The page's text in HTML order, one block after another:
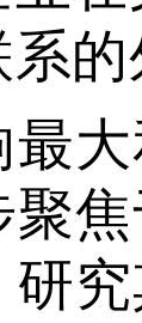
最
聚
研